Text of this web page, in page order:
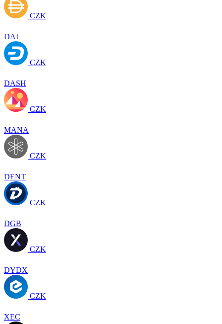
CZK
DAI
CZK
DASH
CZK
MANA
CZK
DENT
CZK
DGB
CZK
DYDX
CZK
XEC